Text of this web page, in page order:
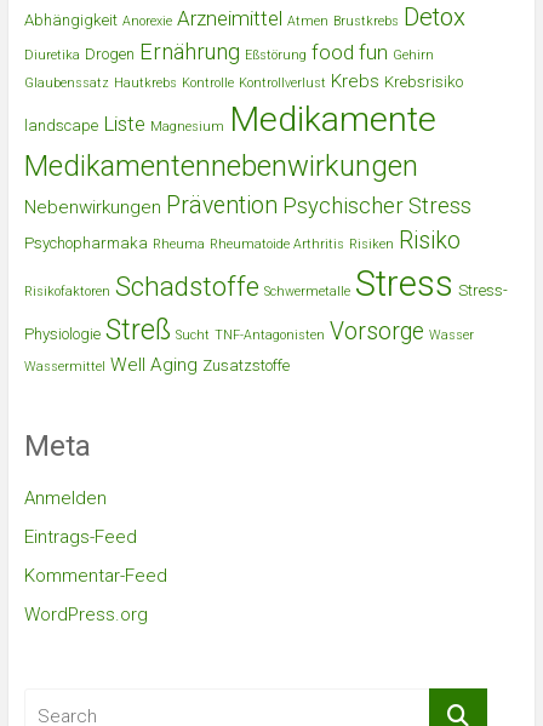
Abhängigkeit Anorexie Arzneimittel Atmen Brustkrebs Detox
Diuretika Drogen Ernährung Eßstörung food fun Gehirn
Glaubenssatz Hautkrebs Kontrolle Kontrollverlust Krebs Krebsrisiko
landscape Liste Magnesium Medikamente
Medikamentennebenwirkungen
Nebenwirkungen Prävention Psychischer Stress
Psychopharmaka Rheuma Rheumatoide Arthritis Risiken Risiko
Risikofaktoren Schadstoffe Schwermetalle Stress Stress-
Physiologie Streß Sucht TNF-Antagonisten Vorsorge Wasser
Wassermittel Well Aging Zusatzstoffe
Meta
Anmelden
Eintrags-Feed
Kommentar-Feed
WordPress.org